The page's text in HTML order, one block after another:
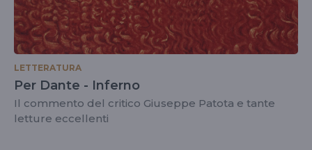
LETTERATURA
Per Dante - Inferno
Il commento del critico Giuseppe Patota e tante
letture eccellenti